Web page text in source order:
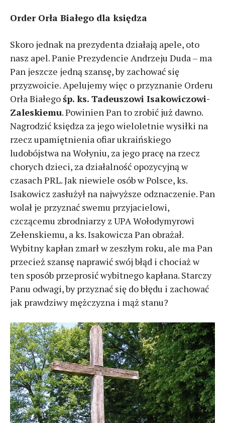
Order Orła Białego dla księdza
Skoro jednak na prezydenta działają apele, oto
nasz apel. Panie Prezydencie Andrzeju Duda – ma
Pan jeszcze jedną szansę, by zachować się
przyzwoicie. Apelujemy więc o przyznanie Orderu
Orła Białegośp. ks. Tadeuszowi Isakowiczowi-
Zaleskiemu. Powinien Pan to zrobić już dawno.
Nagrodzić księdza za jego wieloletnie wysiłki na
rzecz upamiętnienia ofiar ukraińskiego
ludobójstwa na Wołyniu, za jego pracę na rzecz
chorych dzieci, za działalność opozycyjną w
czasach PRL. Jak niewiele osób w Polsce, ks.
Isakowicz zasłużył na najwyższe odznaczenie. Pan
wolał je przyznać swemu przyjacielowi,
czczącemu zbrodniarzy z UPA Wołodymyrowi
Zełenskiemu, a ks. Isakowicza Pan obrażał.
Wybitny kapłan zmarł w zeszłym roku, ale ma Pan
przecież szansę naprawić swój błąd i chociaż w
ten sposób przeprosić wybitnego kapłana. Starczy
Panu odwagi, by przyznać się do błędu i zachować
jak prawdziwy mężczyzna i mąż stanu?